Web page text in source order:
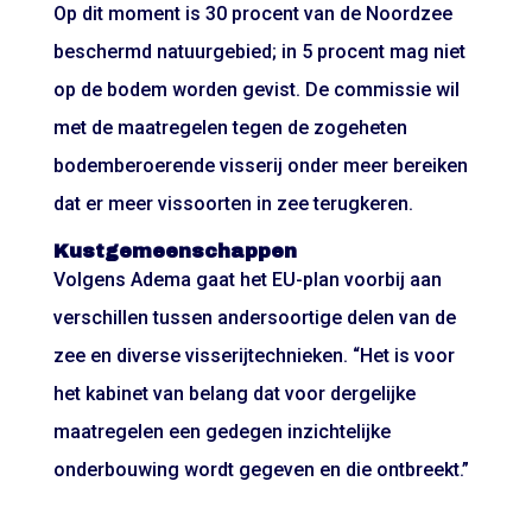
Op dit moment is 30 procent van de Noordzee
beschermd natuurgebied; in 5 procent mag niet
op de bodem worden gevist. De commissie wil
met de maatregelen tegen de zogeheten
bodemberoerende visserij onder meer bereiken
dat er meer vissoorten in zee terugkeren.
Kustgemeenschappen
Volgens Adema gaat het EU-plan voorbij aan
verschillen tussen andersoortige delen van de
zee en diverse visserijtechnieken. “Het is voor
het kabinet van belang dat voor dergelijke
maatregelen een gedegen inzichtelijke
onderbouwing wordt gegeven en die ontbreekt.”